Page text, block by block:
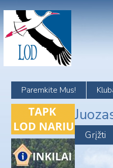
content
Paremkite Mus!